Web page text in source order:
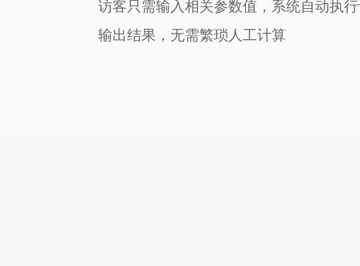
访客只需输入相关参数值，系统自动执
输出结果，无需繁琐人工计算